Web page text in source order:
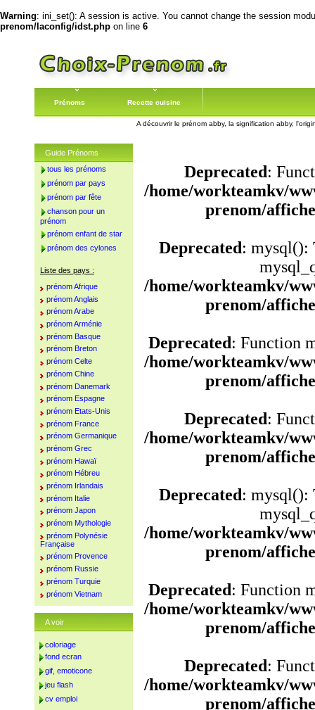
Warning: ini_set(): A session is active. You cannot change the session
prenom/laconfig/idst.php on line 6
Prénoms Recette cuisine
A découvrir le prénom abby, la signification abby,
Deprecated:
/home/workteamkv/
prenom/
Deprecated: mysql():
/home/workteamkv/
prenom/
Deprecated: Function
/home/workteamkv/
prenom/
Deprecated:
/home/workteamkv/
prenom/
Deprecated: mysql():
/home/workteamkv/
prenom/
Deprecated: Function
/home/workteamkv/
prenom/
Deprecated:
/home/workteamkv/
prenom/
Guide Prénoms
tous les prénoms
prénom par pays
prénom par fête
chanson pour un
prénom
prénom enfant de star
prénom des cylones
Liste des pays :
prénom Afrique
prénom Anglais
prénom Arabe
prénom Arménie
prénom Basque
prénom Breton
prénom Celte
prénom Chine
prénom Danemark
prénom Espagne
prénom Etats-Unis
prénom France
prénom Germanique
prénom Grec
prénom Hawaï
prénom Hébreu
prénom Irlandais
prénom Italie
prénom Japon
prénom Mythologie
prénom Polynésie
Française
prénom Provence
prénom Russie
prénom Turquie
prénom Vietnam
A voir
coloriage
fond ecran
gif, emoticone
jeu flash
cv emploi